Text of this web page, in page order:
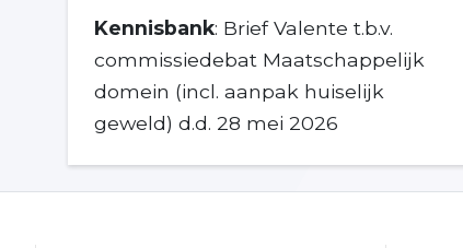
Kennisbank: Brief Valente t.b.v.
commissiedebat Maatschappelijk
domein (incl. aanpak huiselijk
geweld) d.d. 28 mei 2026